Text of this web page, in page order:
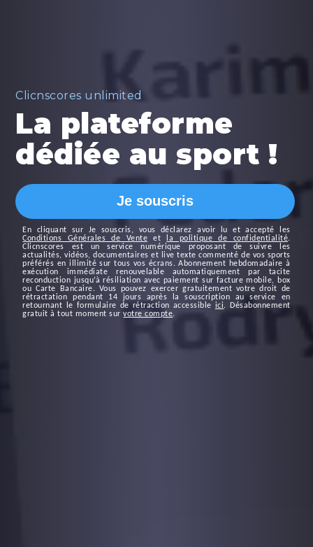
Clicnscores unlimited
La plateforme
dédiée au sport !
Je souscris
En cliquant sur Je souscris, vous déclarez avoir lu et accepté les
Conditions Générales de Vente et la politique de confidentialité.
Clicnscores est un service numérique proposant de suivre les
actualités, vidéos, documentaires et live texte commenté de vos sports
préférés en illimité sur tous vos écrans. Abonnement hebdomadaire à
exécution immédiate renouvelable automatiquement par tacite
reconduction jusqu’à résiliation avec paiement sur facture mobile, box
ou Carte Bancaire. Vous pouvez exercer gratuitement votre droit de
rétractation pendant 14 jours après la souscription au service en
retournant le formulaire de rétraction accessible ici. Désabonnement
gratuit à tout moment survotre compte.